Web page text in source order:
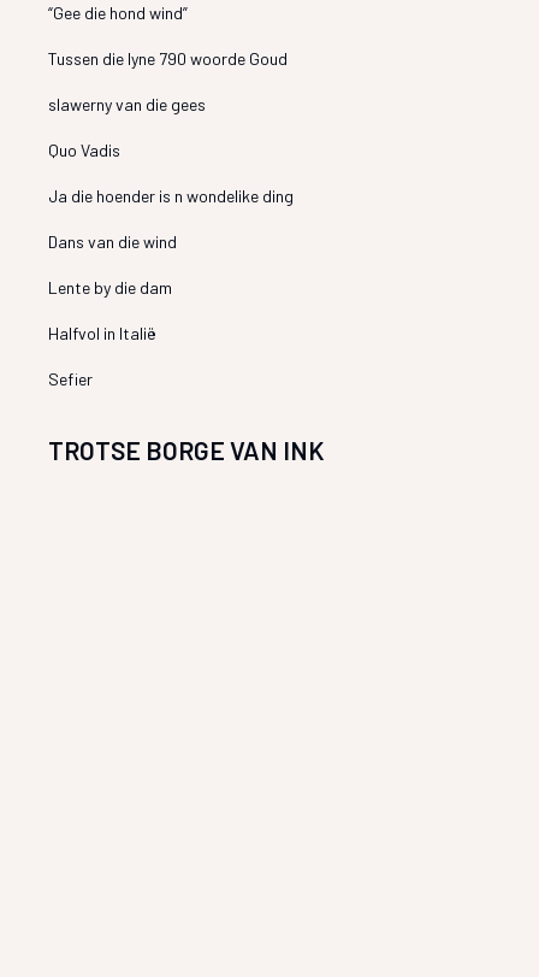
“Gee die hond wind”
Tussen die lyne 790 woorde Goud
slawerny van die gees
Quo Vadis
Ja die hoender is n wondelike ding
Dans van die wind
Lente by die dam
Halfvol in Italië
Sefier
TROTSE BORGE VAN INK